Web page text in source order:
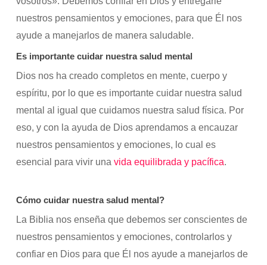
nuestros pensamientos y emociones, para que Él nos
ayude a manejarlos de manera saludable.
Es importante cuidar nuestra salud mental
Dios nos ha creado completos en mente, cuerpo y
espíritu, por lo que es importante cuidar nuestra salud
mental al igual que cuidamos nuestra salud física. Por
eso, y con la ayuda de Dios aprendamos a encauzar
nuestros pensamientos y emociones, lo cual es
esencial para vivir una vida equilibrada y pacífica.
Cómo cuidar nuestra salud mental?
La Biblia nos enseña que debemos ser conscientes de
nuestros pensamientos y emociones, controlarlos y
confiar en Dios para que Él nos ayude a manejarlos de